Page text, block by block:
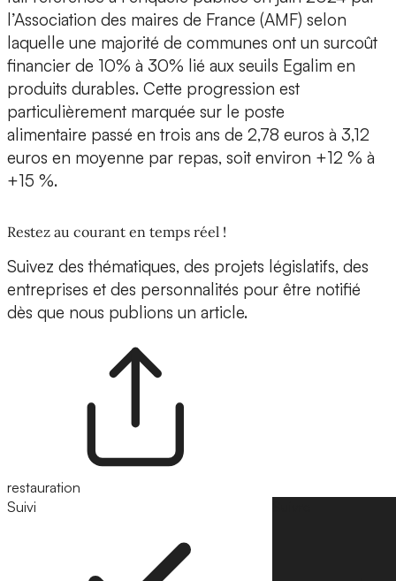
l’Association des maires de France (AMF) selon
laquelle une majorité de communes ont un surcoût
financier de 10% à 30% lié aux seuils Egalim en
produits durables. Cette progression est
particulièrement marquée sur le poste
alimentaire passé en trois ans de 2,78 euros à 3,12
euros en moyenne par repas, soit environ +12 % à
+15 %.
Restez au courant en temps réel !
Suivez des thématiques, des projets législatifs, des
entreprises et des personnalités pour être notifié
dès que nous publions un article.
restauration
Suivi